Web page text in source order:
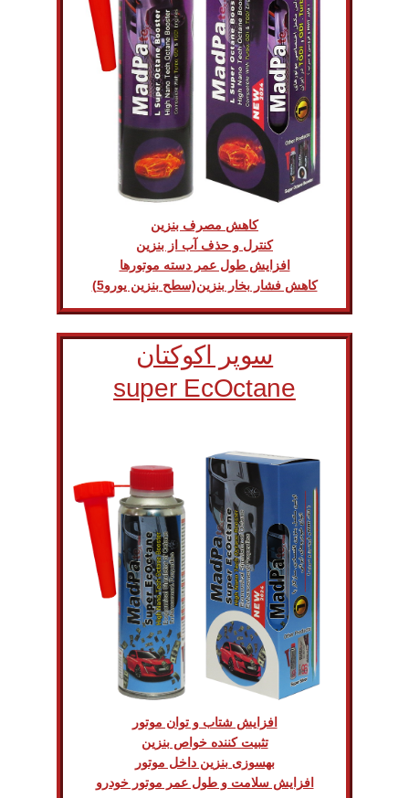
کاهش مصرف بنزین
کنترل و حذف آب از بنزین
افزایش طول عمر دسته موتورها
کاهش فشار بخار بنزین(سطح بنزین یورو5)
سوپر اکوکتان
super EcOctane
افزایش شتاب و توان موتور
تثبیت کننده خواص بنزین
بهسوزی بنزین داخل موتور
افزایش سلامت و طول عمر موتور خودرو